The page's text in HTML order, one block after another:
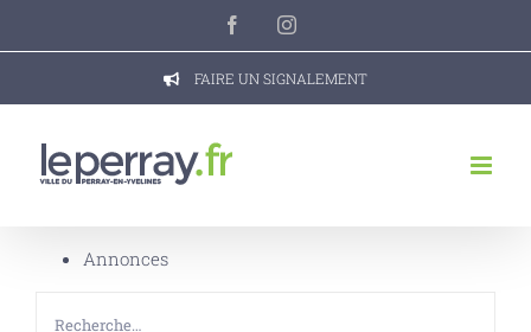
FacebookInstagram
FAIRE UN SIGNALEMENT
Annonces